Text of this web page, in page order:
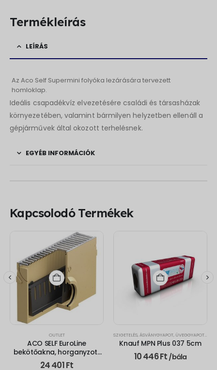
Termékleírás
LEÍRÁS
Az Aco Self Supermini folyóka lezárására tervezett
homloklap.
Ideális csapadékvíz elvezetésére családi és társasházak
környezetében, valamint bármilyen helyzetben ellenáll a
gépjárművek által okozott terhelésnek.
EGYÉB INFORMÁCIÓK
Kapcsolodó Termékek
OUTLET
ACO SELF EuroLine
bekötőakna, horganyzott
acél ráccsal, hordalékfogó
24 401Ft
SZIGETELÉS ÁSVÁNYGYAPOT, ÜVEGGYAPOT
Knauf MPN Plus 037 5cm
10 446Ft /bála